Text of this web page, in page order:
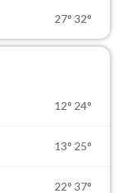
27° 32°
12° 24°
13° 25°
22° 37°